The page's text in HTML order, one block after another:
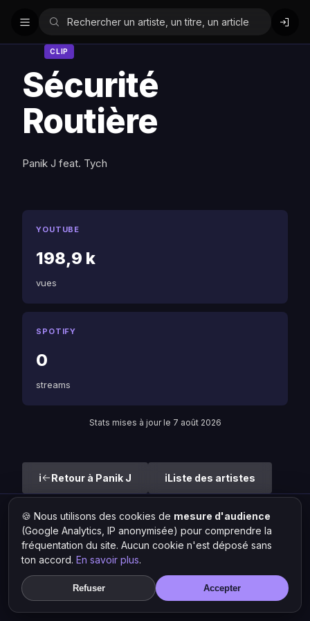
CLIP
Sécurité
Routière
Panik J feat. Tych
YOUTUBE
198,9 k
vues
SPOTIFY
0
streams
Stats mises à jour le 7 août 2026
Retour à Panik J Liste des artistes
Hit Lokal·L'actu rap & musique urbaine
© 2026 — Tous droits réservés ·Mentions légales·Gérer les
cookies
🍪 Nous utilisons des cookies de mesure d'audience
(Google Analytics, IP anonymisée) pour comprendre la
fréquentation du site. Aucun cookie n'est déposé sans
ton accord. En savoir plus.
Refuser Accepter